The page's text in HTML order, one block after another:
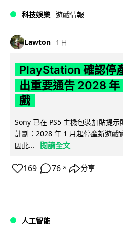
科技娛樂 遊戲情報
Lawton 1 日
PlayStation 確認停
出重要通告 2028 年
戲
Sony 已在 PS5 主機包裝加貼提
計劃：2028 年 1 月起停產新遊戲
因此...
閱讀全文
169 76 ↗ 分享
人工智能